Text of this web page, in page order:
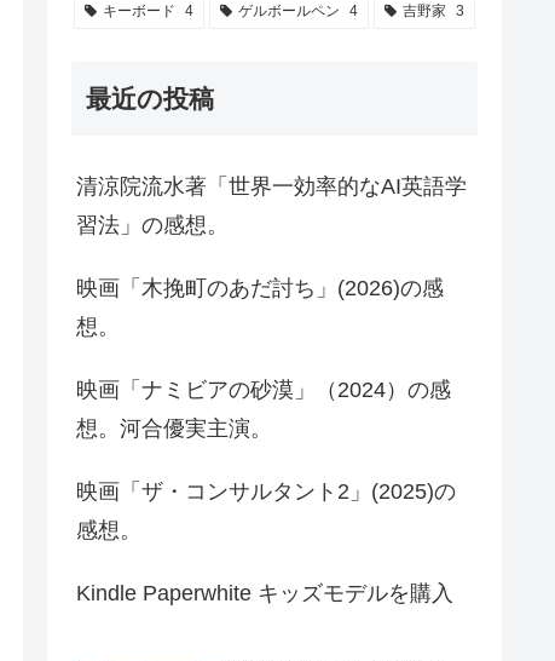
キーボード 4 ゲルボールペン 4 吉野家 3
最近の投稿
清涼院流水著「世界一効率的なAI英語学
習法」の感想。
映画「木挽町のあだ討ち」(2026)の感
想。
映画「ナミビアの砂漠」（2024）の感
想。河合優実主演。
映画「ザ・コンサルタント2」(2025)の
感想。
Kindle Paperwhite キッズモデルを購入